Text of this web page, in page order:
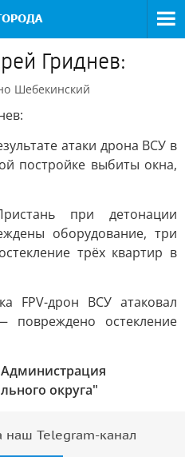
Гриднев:
Шебекинский
атаки дрона ВСУ в
постройке выбиты окна,
при детонации
оборудование, три
трёх квартир в
FPV-дрон ВСУ атаковал
остекление
округа"
наш Telegram-канал